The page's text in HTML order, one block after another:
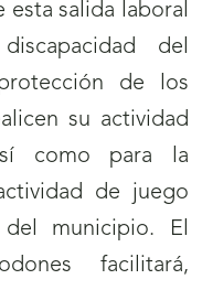
salida laboral
del
de los
su actividad
como para la
de juego
municipio. El
facilitará,